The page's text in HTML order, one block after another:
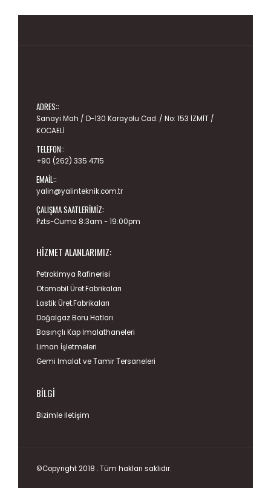
ADRES::
Sanayi Mah / D-130 Karayolu Cad. / No: 153 İZMİT /
KOCAELİ
TELEFON::
+90 (262) 335 4715
EMAIL::
yalin@yalinteknik.com.tr
ÇALIŞMA SAATLERIMIZ:
Pzts-Cuma 8:3am - 19:00pm
HIZMET ALANLARIMIZ:
Petrokimya Rafinerisi
Otomobil Üret.Fabrikaları
Lastik Üret.Fabrikaları
Doğalgaz Boru Hatları
Basınçlı Kap İmalathaneleri
Liman İşletmeleri
Gemi İmalat ve Tamir Tersaneleri
BILGI
Bizimle İletişim
©Copyright 2018 . Tüm hakları saklıdır.